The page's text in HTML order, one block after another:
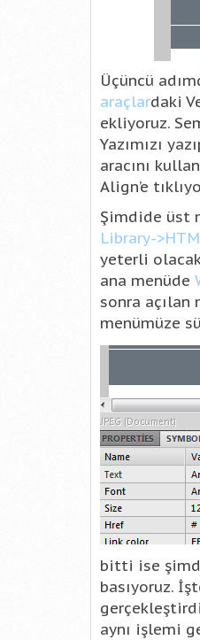
Üçüncü
araçlardaki
ekliyoruz.
Yazımızı
aracını
Align’e
Şimdide üst
Library-
yeterli
ana menüde
sonra açılan
menümüze
bitti ise
basıyoruz.
aynı işlemi